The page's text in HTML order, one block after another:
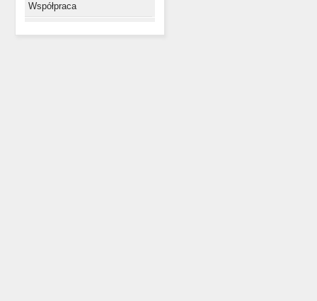
Współpraca